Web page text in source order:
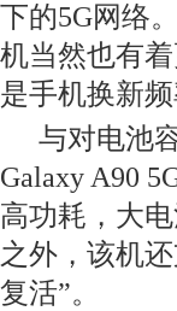
下的5G网络
机当然也有
是手机换新
与对电池
Galaxy A90
高功耗，大
之外，该机
复活”。